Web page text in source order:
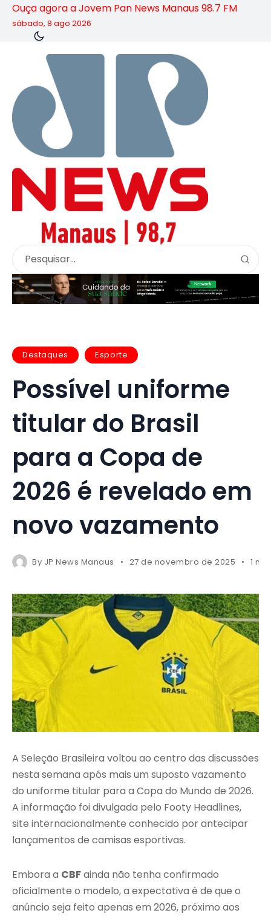
Ouça agora a Jovem Pan News Manaus 98.7 FM
sábado, 8 ago 2026
Destaques Esporte
Possível uniforme
titular do Brasil
para a Copa de
2026 é revelado em
novo vazamento
By JP News Manaus 27 de novembro de 2025 1
A Seleção Brasileira voltou ao centro das discussões
nesta semana após mais um suposto vazamento
do uniforme titular para a Copa do Mundo de 2026.
A informação foi divulgada pelo Footy Headlines,
site internacionalmente conhecido por antecipar
lançamentos de camisas esportivas.
Embora a CBFainda não tenha confirmado
oficialmente o modelo, a expectativa é de que o
anúncio seja feito apenas em 2026, próximo aos